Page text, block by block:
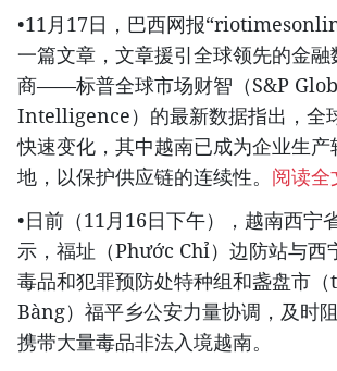
•11月17日，巴西网报
一篇文章，文章援引全球领先的金
商——标普全球市场财智（S&P
Intelligence）的最新数据指出，全
快速变化，其中越南已成为企业生
地，以保护供应链的连续性。 阅读全
•日前（11月16日下午），越南西宁
示，福址（Phước Chỉ）边防站与西
毒品和犯罪预防处特种组和盏盘市
Bàng）福平乡公安力量协调，及时
携带大量毒品非法入境越南。